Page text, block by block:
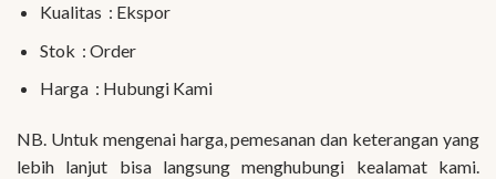
Kualitas : Ekspor
Stok : Order
Harga : Hubungi Kami
NB. Untuk mengenai harga, pemesanan dan keterangan yang
lebih lanjut bisa langsung menghubungi kealamat kami.